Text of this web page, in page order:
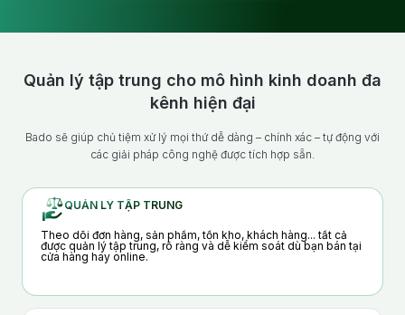
Quản lý tập trung cho mô hình kinh doanh đa
kênh hiện đại
Bado sẽ giúp chủ tiệm xử lý mọi thứ dễ dàng – chính xác – tự động với
các giải pháp công nghệ được tích hợp sẵn.
QUẢN LÝ TẬP TRUNG
Theo dõi đơn hàng, sản phẩm, tồn kho, khách hàng... tất cả
được quản lý tập trung, rõ ràng và dễ kiểm soát dù bạn bán tại
cửa hàng hay online.